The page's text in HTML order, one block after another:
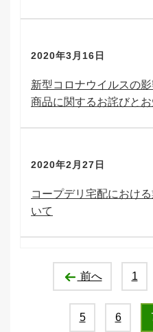
2020年3月16日
新型コロナウイルスの
商品に関するお詫びと
2020年2月27日
コープデリ宅配におけ
いて
前へ 1
5 6